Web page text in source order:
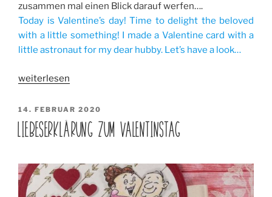
zusammen mal einen Blick darauf werfen….
Today is Valentine’s day! Time to delight the beloved
with a little something! I made a Valentine card with a
little astronaut for my dear hubby. Let’s have a look…
„Astronaut
/
Astronaut
Valentine
weiterlesen
VERÖFFENTLICHT
AM
14. FEBRUAR 2020
LIEBESERKLÄRUNG ZUM VALENTINSTAG